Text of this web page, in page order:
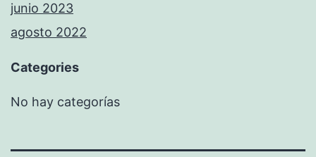
junio 2023
agosto 2022
Categories
No hay categorías